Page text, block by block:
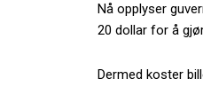
Nå opplyser
20 dollar for å
Dermed koster